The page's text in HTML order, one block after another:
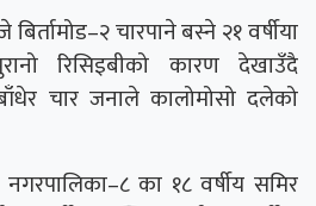
चारपाने बस्ने २१ वर्षीया
रिसिइबीको कारण देखाउँदै
चार जनाले कालोमोसो दलेको
का १८ वर्षीय समिर